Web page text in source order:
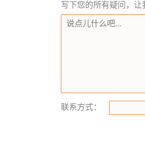
写下您的所有疑问，让
联系方式：